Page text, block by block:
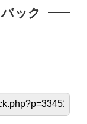
ック